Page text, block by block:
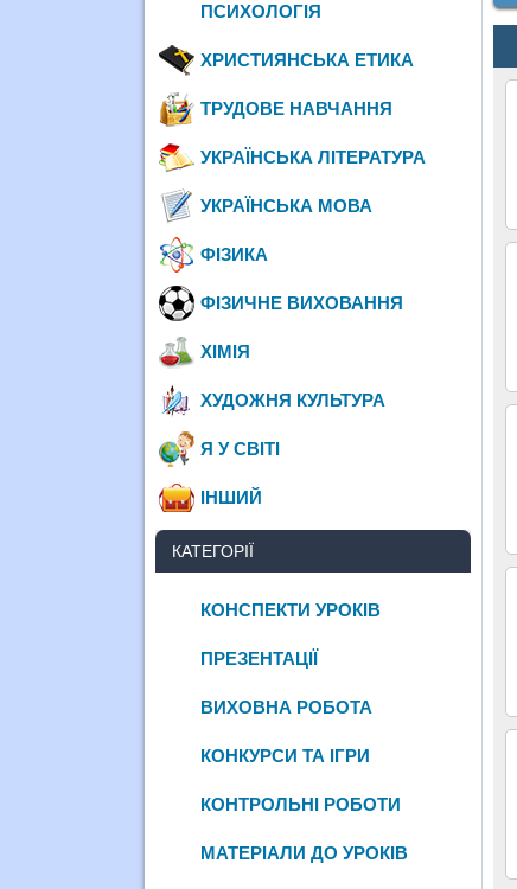
ПСИХОЛОГІЯ
ХРИСТИЯНСЬКА ЕТИКА
ТРУДОВЕ НАВЧАННЯ
УКРАЇНСЬКА ЛІТЕРАТУРА
УКРАЇНСЬКА МОВА
ФІЗИКА
ФІЗИЧНЕ ВИХОВАННЯ
ХІМІЯ
ХУДОЖНЯ КУЛЬТУРА
Я У СВІТІ
ІНШИЙ
КАТЕГОРІЇ
КОНСПЕКТИ УРОКІВ
ПРЕЗЕНТАЦІЇ
ВИХОВНА РОБОТА
КОНКУРСИ ТА ІГРИ
КОНТРОЛЬНІ РОБОТИ
МАТЕРІАЛИ ДО УРОКІВ